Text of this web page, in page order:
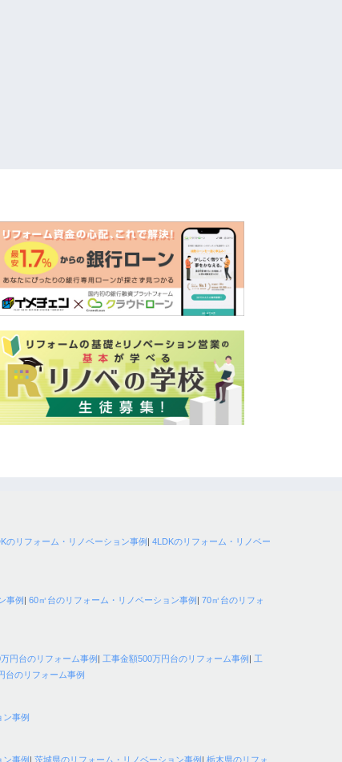
のリフォーム・リノベーション事例
4LDKのリフォーム・リノベー
事例 60㎡台のリフォーム・リノベーション事例
70㎡台のリフォ
円台のリフォーム事例 工事金額500万円台のリフォーム事例
工
台のリフォーム事例
ン事例
ン事例 茨城県のリフォーム・リノベーション事例 栃木県のリフォ